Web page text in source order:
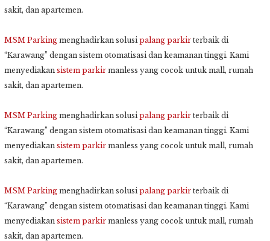
sakit, dan apartemen.
MSM Parking menghadirkan solusipalang parkir terbaik di
“Karawang” dengan sistem otomatisasi dan keamanan tinggi. Kami
menyediakan sistem parkir manless yang cocok untuk mall, rumah
sakit, dan apartemen.
MSM Parking menghadirkan solusipalang parkir terbaik di
“Karawang” dengan sistem otomatisasi dan keamanan tinggi. Kami
menyediakan sistem parkir manless yang cocok untuk mall, rumah
sakit, dan apartemen.
MSM Parking menghadirkan solusipalang parkir terbaik di
“Karawang” dengan sistem otomatisasi dan keamanan tinggi. Kami
menyediakan sistem parkir manless yang cocok untuk mall, rumah
sakit, dan apartemen.